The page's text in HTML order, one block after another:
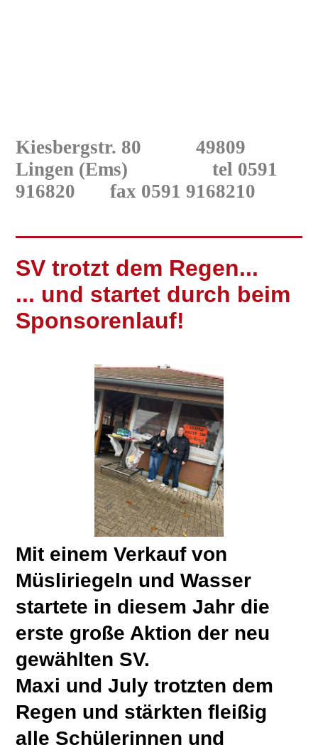
Kiesbergstr. 80 49809
Lingen (Ems) tel 0591
916820 fax 0591 9168210
SV trotzt dem Regen...
... und startet durch beim
Sponsorenlauf!
Mit einem Verkauf von
Müsliriegeln und Wasser
startete in diesem Jahr die
erste große Aktion der neu
gewählten SV.
Maxi und July trotzten dem
Regen und stärkten fleißig
alle Schülerinnen und